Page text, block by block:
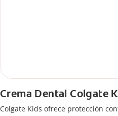
Crema Dental Colgate
Colgate Kids ofrece protección